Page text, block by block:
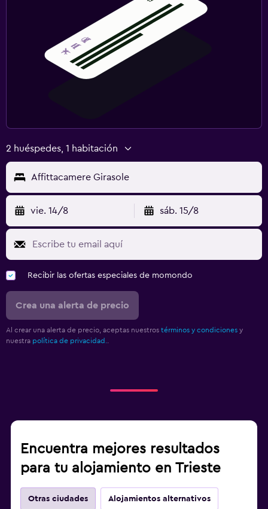
2 huéspedes, 1 habitación
Affittacamere Girasole
vie. 14/8 sáb. 15/8
Recibir las ofertas especiales de momondo
Crea una alerta de precio
Al crear una alerta de precio, aceptas nuestros términos y condiciones y
nuestra política de privacidad.
Encuentra mejores resultados
para tu alojamiento en Trieste
Otras ciudades Alojamientos alternativos